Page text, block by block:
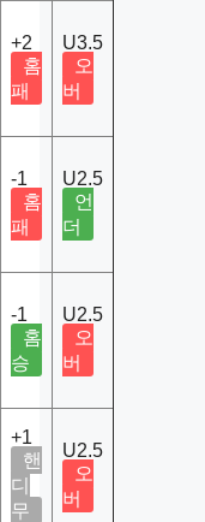
+2
홈
패
U3.5
오
버
-1
홈
패
U2.5
언
더
-1
홈
승
U2.5
오
버
+1
핸
디
무
U2.5
오
버